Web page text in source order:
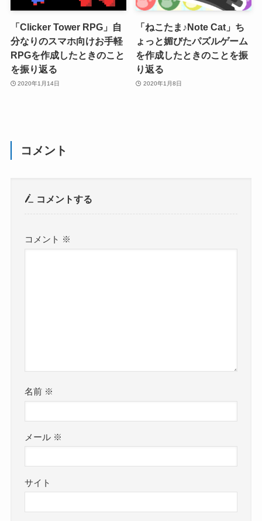
「Clicker Tower RPG」自
分なりのスマホ向けお手軽
RPGを作成したときのこと
を振り返る
2020年1月14日
「ねこたま♪Note Cat」ち
ょっと媚びたパズルゲーム
を作成したときのことを振
り返る
2020年1月8日
コメント
コメントする
コメント ※
名前 ※
メール ※
サイト